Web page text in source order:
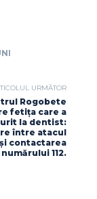
URMĂTOR
Rogobete
fetița care a
la dentist:
între atacul
contactarea
numărului 112.